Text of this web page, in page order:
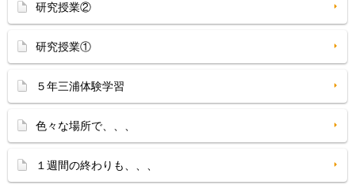
研究授業②
研究授業①
５年三浦体験学習
色々な場所で、、、
１週間の終わりも、、、